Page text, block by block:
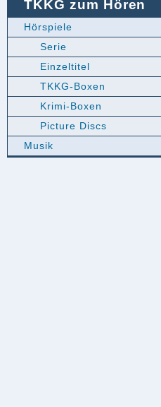
TKKG zum Hören
Hörspiele
Serie
Einzeltitel
TKKG-Boxen
Krimi-Boxen
Picture Discs
Musik